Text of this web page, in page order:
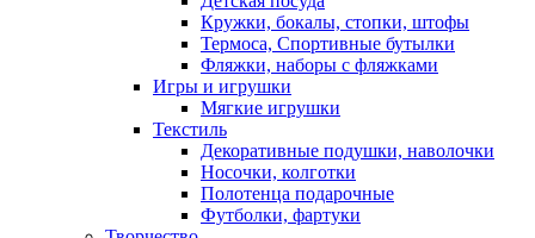
Кружки, бокалы, стопки, штофы
Термоса, Спортивные бутылки
Фляжки, наборы с фляжками
Игры и игрушки
Мягкие игрушки
Текстиль
Декоративные подушки, наволочки
Носочки, колготки
Полотенца подарочные
Футболки, фартуки